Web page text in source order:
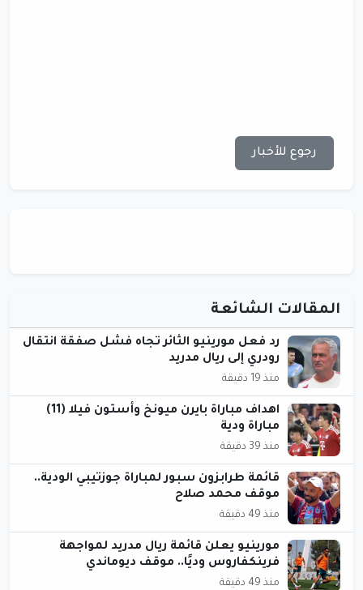
رجوع للأخبار
المقالات الشائعة
رد فعل مورينيو الثائر تجاه فشل صفقة انتقال
رودري إلى ريال مدريد
منذ 19 دقيقة
اهداف مباراة بايرن ميونخ وأستون فيلا (11)
مباراة ودية
منذ 39 دقيقة
قائمة طرابزون سبور لمباراة جوزتيبي الودية..
موقف محمد صلاح
منذ 49 دقيقة
مورينيو يعلن قائمة ريال مدريد لمواجهة
فرينكفاروس وديًا.. موقف ديوماندي
منذ 49 دقيقة